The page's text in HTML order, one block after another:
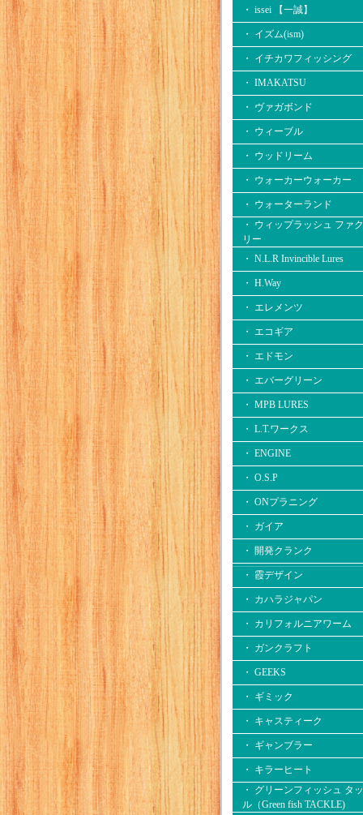
・ issei 【一誠】
・ イズム(ism)
・ イチカワフィッシング
・ IMAKATSU
・ ヴァガボンド
・ ウィーブル
・ ウッドリーム
・ ウォーカーウォーカー
・ ウォーターランド
・ ウィップラッシュ ファ
リー
・ N.L.R Invincible Lures
・ H.Way
・ エレメンツ
・ エコギア
・ エドモン
・ エバーグリーン
・ MPB LURES
・ L.T.ワークス
・ ENGINE
・ O.S.P
・ ONプラニング
・ ガイア
・ 開発クランク
・ 霞デザイン
・ カハラジャパン
・ カリフォルニアワーム
・ ガンクラフト
・ GEEKS
・ ギミック
・ キャスティーク
・ ギャンブラー
・ キラーヒート
・ グリーンフィッシュ タ
ル（Green fish TACKLE)